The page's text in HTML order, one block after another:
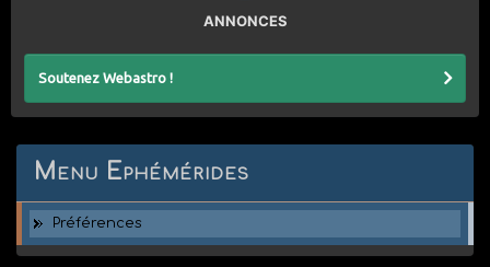
ANNONCES
Soutenez Webastro !
Menu Ephémérides
Préférences